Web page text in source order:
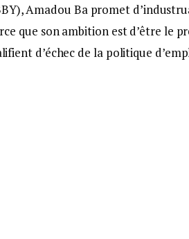
Amadou Ba promet
que son ambition est d’être le
d’échec de la politique